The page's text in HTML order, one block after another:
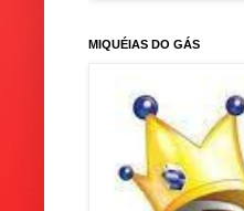
MIQUÉIAS DO GÁS